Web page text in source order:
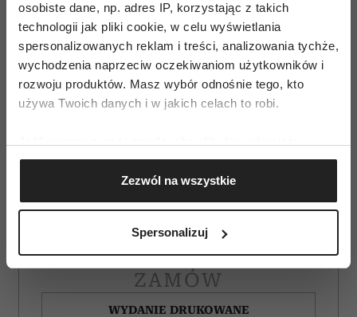
osobiste dane, np. adres IP, korzystając z takich
technologii jak pliki cookie, w celu wyświetlania
spersonalizowanych reklam i treści, analizowania tychże,
wychodzenia naprzeciw oczekiwaniom użytkowników i
rozwoju produktów. Masz wybór odnośnie tego, kto
używa Twoich danych i w jakich celach to robi.
Gromadzić dane dotyczące Twojej lokalizacji
geograficznej z dokładnością nawet do kilku metrów
Identyfikować Twoje urządzenie, aktywnie
(fingerprinting, czyli wirtualny odcisk palca)
dane są przetwarzane oraz ustaw własne preferencje w
Zezwól na wszystkie
Spersonalizuj
ZAMÓW
WYDANIE DRUKOWANE